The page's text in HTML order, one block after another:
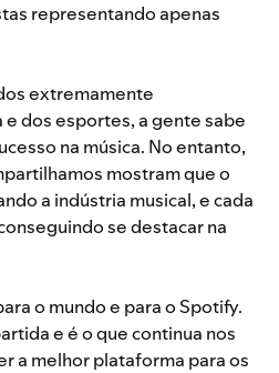
representando apenas
extremamente
dos esportes, a gente sabe
na música. No entanto,
mostram que o
a indústria musical, e cada
se destacar na
o mundo e para o Spotify.
e é o que continua nos
a melhor plataforma para os